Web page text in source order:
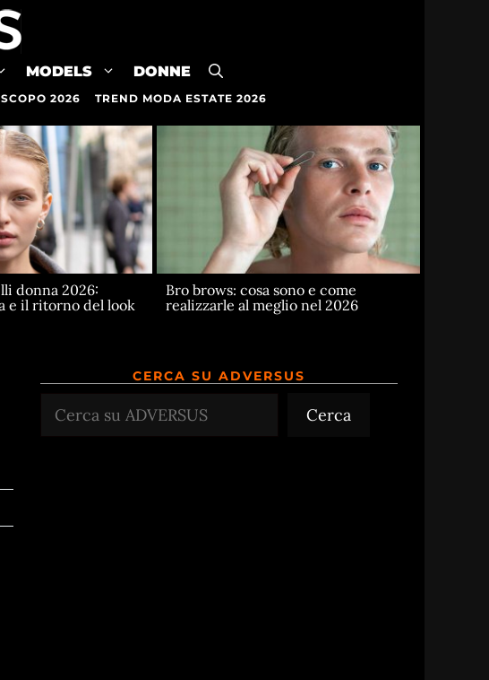
MODELS DONNE
2026 TREND MODA ESTATE 2026
donna 2026:
e il ritorno del look
Bro brows: cosa sono e come
realizzarle al meglio nel 2026
CERCA SU ADVERSUS
Cerca
Cerca